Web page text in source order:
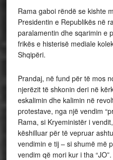
Rama gaboi rëndë se kishte
Presidentin e Republikës në
paralamentin dhe sqarimin e
frikës e histerisë mediale
Shqipëri.
Prandaj, në fund për të mos
njerëzit të shkonin deri në
eskalimin dhe kalimin në
protestave, nga një vendim
Rama, si Kryeministër i
këshilluar për të vepruar
vendimin e tij – si shumë më
vendim që mori kur i tha